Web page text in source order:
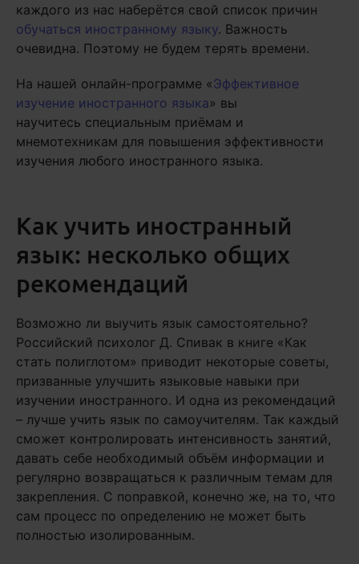
каждого из нас наберётся свой список причин
обучаться иностранному языку. Важность
очевидна. Поэтому не будем терять времени.
На нашей онлайн-программе «Эффективное
изучение иностранного языка» вы
научитесь специальным приёмам и
мнемотехникам для повышения эффективности
изучения любого иностранного языка.
Как учить иностранный
язык: несколько общих
рекомендаций
Возможно ли выучить язык самостоятельно?
Российский психолог Д. Спивак в книге «Как
стать полиглотом» приводит некоторые советы,
призванные улучшить языковые навыки при
изучении иностранного. И одна из рекомендаций
– лучше учить язык по самоучителям. Так каждый
сможет контролировать интенсивность занятий,
давать себе необходимый объём информации и
регулярно возвращаться к различным темам для
закрепления. С поправкой, конечно же, на то, что
сам процесс по определению не может быть
полностью изолированным.